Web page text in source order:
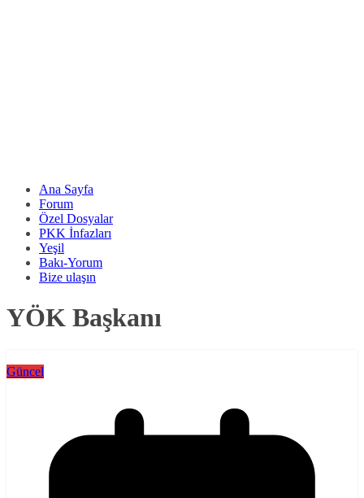
Ana Sayfa
Forum
Özel Dosyalar
PKK İnfazları
Yeşil
Bakı-Yorum
Bize ulaşın
YÖK Başkanı
Güncel